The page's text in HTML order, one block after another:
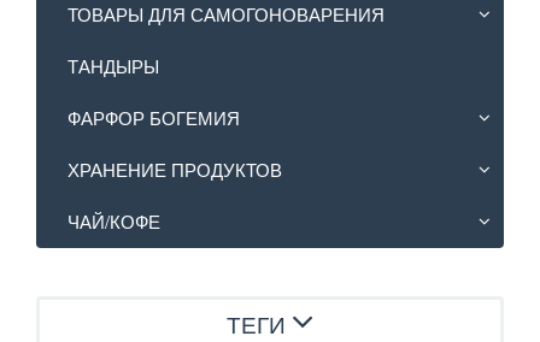
ТОВАРЫ ДЛЯ САМОГОНОВАРЕНИЯ
ТАНДЫРЫ
ФАРФОР БОГЕМИЯ
ХРАНЕНИЕ ПРОДУКТОВ
ЧАЙ/КОФЕ
ТЕГИ